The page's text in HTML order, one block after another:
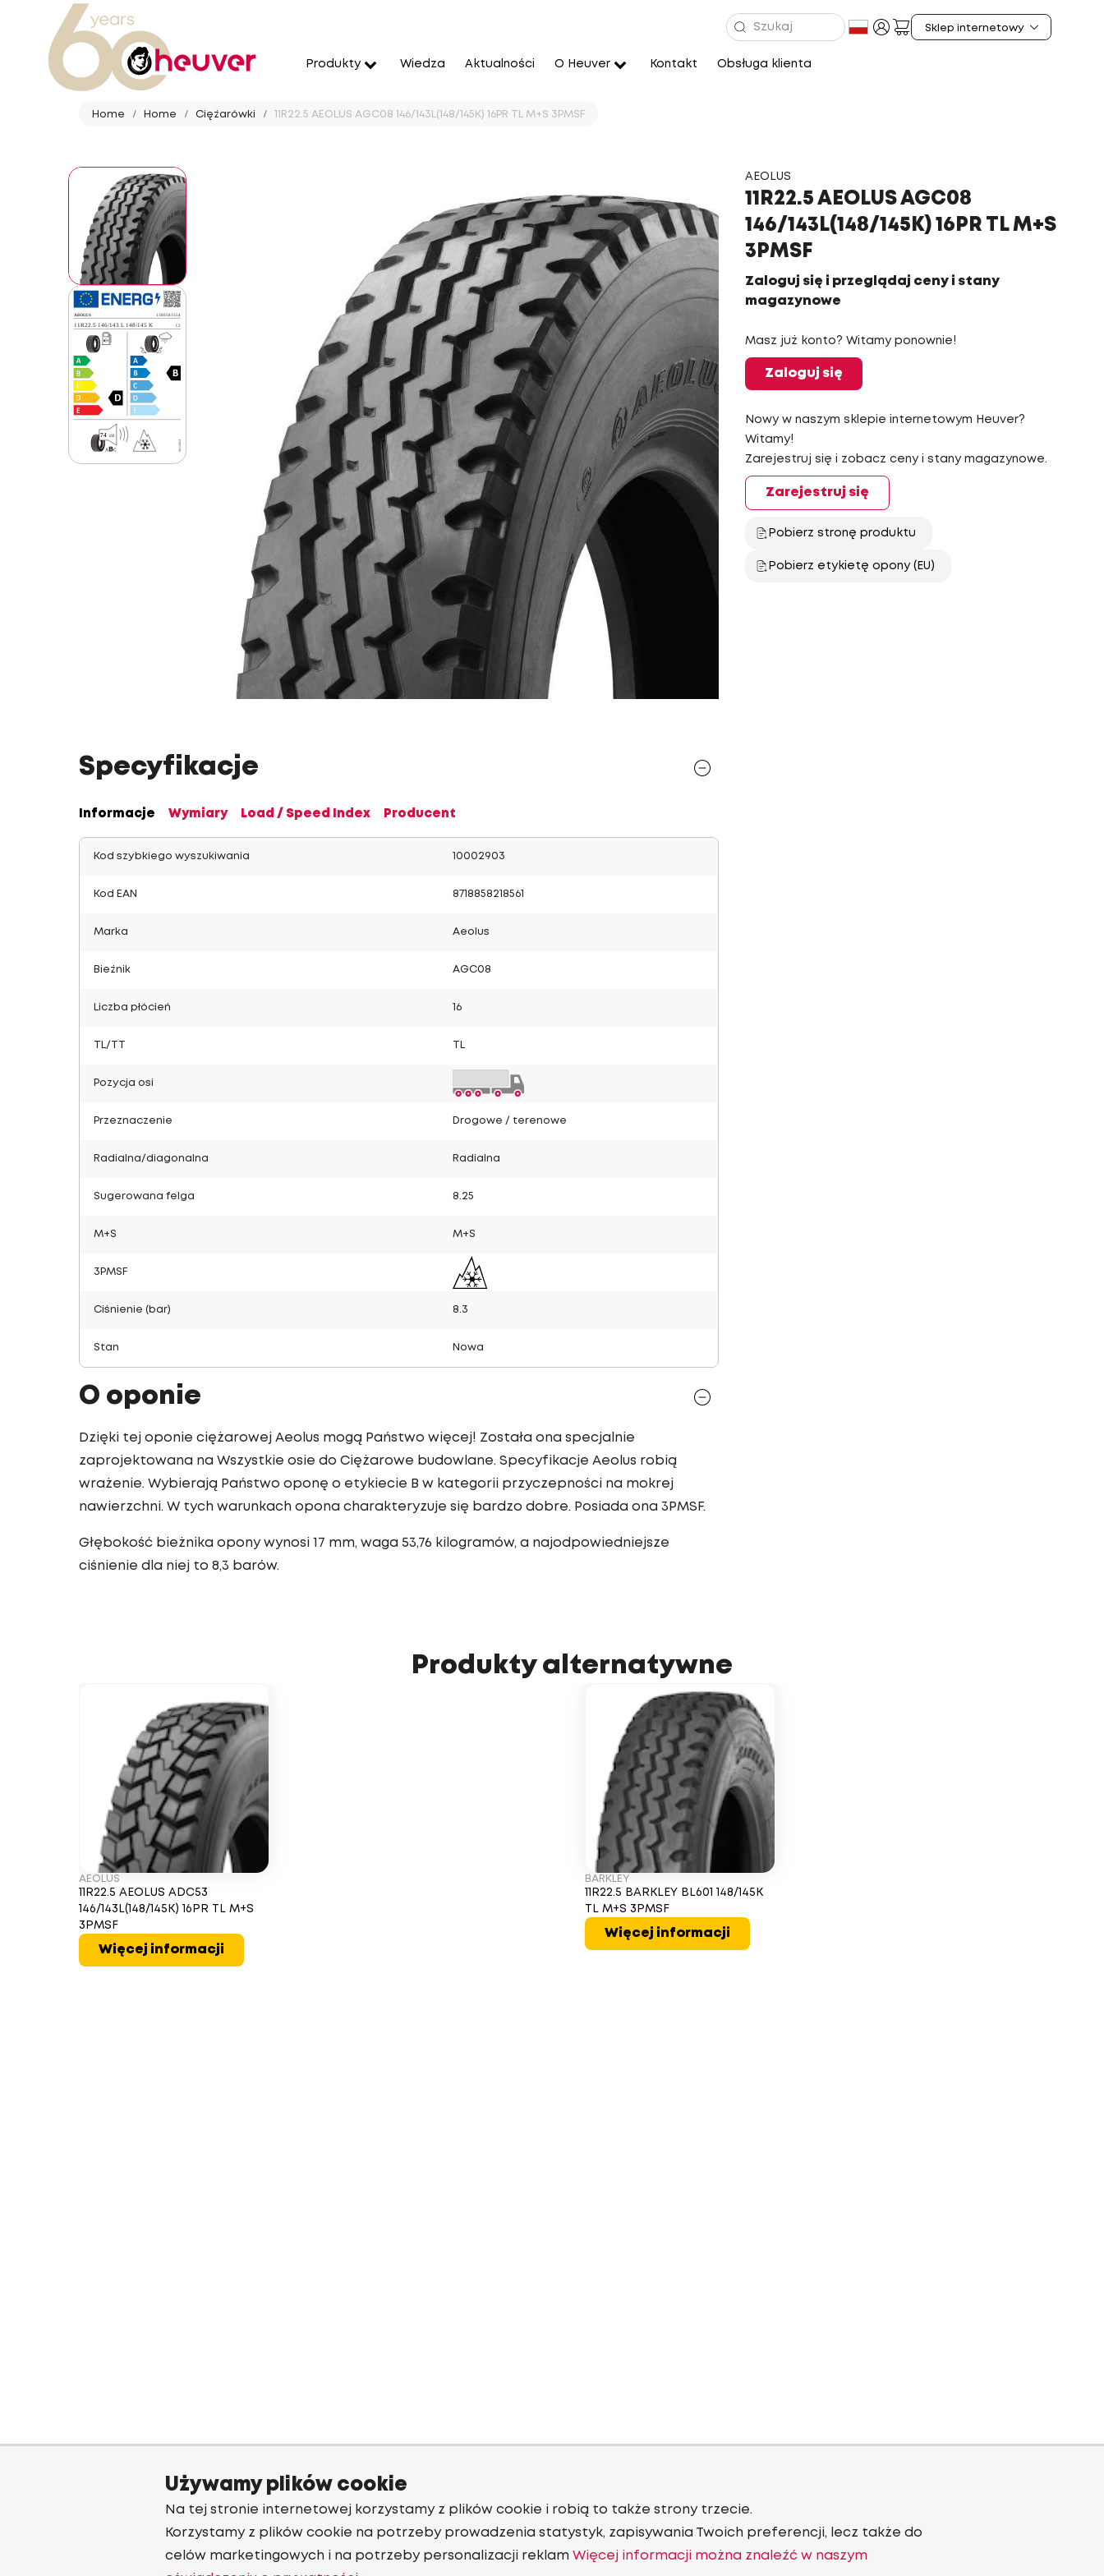
Produkty Wiedza Aktualności O Heuver Kontakt Obsługa klienta
Home Home Ciężarówki 11R22.5 AEOLUS AGC08 146/143L(148/145K) 16PR TL M+S 3PMSF
AEOLUS
11R22.5 AEOLUS AGC08
146/143L(148/145K) 16PR TL M+S
3PMSF
Zaloguj się i przeglądaj ceny i stany
magazynowe
Masz już konto? Witamy ponownie!
Zaloguj się
Nowy w naszym sklepie internetowym Heuver?
Witamy!
Zarejestruj się i zobacz ceny i stany magazynowe.
Zarejestruj się
Pobierz stronę produktu
Pobierz etykietę opony (EU)
Specyfikacje
Informacje Wymiary Load / Speed Index Producent
Kod szybkiego wyszukiwania 10002903
Kod EAN 8718858218561
Marka Aeolus
Bieżnik AGC08
Liczba płócień 16
TL/TT
Pozycja osi
Przeznaczenie Drogowe / terenowe
Radialna/diagonalna Radialna
Sugerowana felga 8.25
M+S M+S
3PMSF
Ciśnienie (bar) 8.3
Stan Nowa
O oponie
Dzięki tej oponie ciężarowej Aeolus mogą Państwo więcej! Została ona specjalnie
zaprojektowana na Wszystkie osie do Ciężarowe budowlane. Specyfikacje Aeolus robią
wrażenie. Wybierają Państwo oponę o etykiecie B w kategorii przyczepności na mokrej
nawierzchni. W tych warunkach opona charakteryzuje się bardzo dobre. Posiada ona 3PMSF.
Głębokość bieżnika opony wynosi 17 mm, waga 53,76 kilogramów, a najodpowiedniejsze
ciśnienie dla niej to 8,3 barów.
Produkty alternatywne
AEOLUS
11R22.5 AEOLUS ADC53
146/143L(148/145K) 16PR TL M+S
3PMSF
Więcej informacji
BARKLEY
11R22.5 BARKLEY BL601 148/145K
TL M+S 3PMSF
Więcej informacji
Używamy plików cookie
Na tej stronie internetowej korzystamy z plików cookie i robią to także strony trzecie.
Korzystamy z plików cookie na potrzeby prowadzenia statystyk, zapisywania Twoich preferencji, lecz także do
celów marketingowych i na potrzeby personalizacji reklam Więcej informacji można znaleźć w naszym